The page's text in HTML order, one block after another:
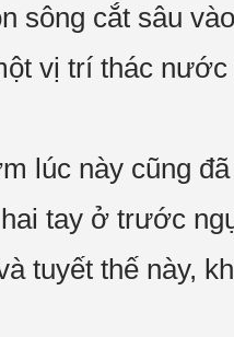
sông cắt sâu
vị trí thác
lúc này cũng
tay ở trước
tuyết thế này,